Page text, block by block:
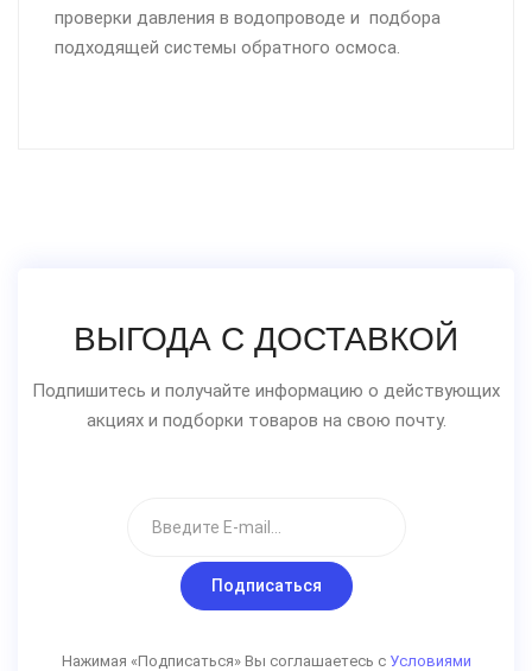
проверки давления в водопроводе и подбора
подходящей системы обратного осмоса.
ВЫГОДА С ДОСТАВКОЙ
Подпишитесь и получайте информацию о действующих
акциях и подборки товаров на свою почту.
Подписаться
Нажимая «Подписаться» Вы соглашаетесь с Условиями